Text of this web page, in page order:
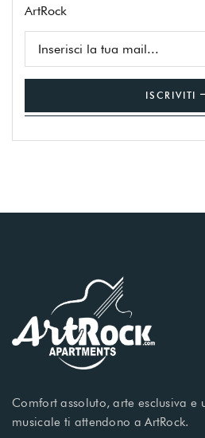
ArtRock
ISCRIVITI
Comfort assoluto, arte esclusiva e
musicale ti attendono a ArtRock.